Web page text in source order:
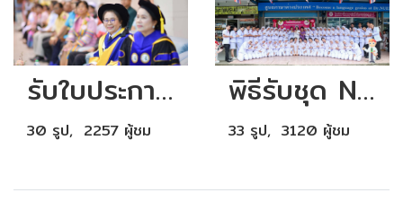
รับใบประกาศ 2019
30 รูป, 2257 ผู้ชม
พิธีรับชุด NA รุ่นที่ 11/2562
33 รูป, 3120 ผู้ชม